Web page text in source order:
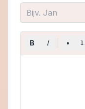
B I •